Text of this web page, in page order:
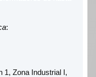
:
1, Zona Industrial I,